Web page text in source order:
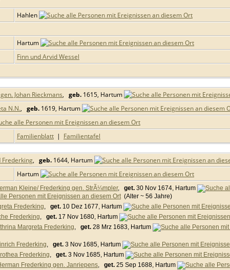
Hahlen
Hartum
Finn und Arvid Wessel
Johan Rieckmans, geb. 1615, Hartum
N.N., geb. 1619, Hartum
Familienblatt | Familientafel
Frederking, geb. 1644, Hartum
Hartum
Kleine/ Frederking gen. StrÃ¼mpler, get. 30 Nov 1674, Hartum
(Alter ~ 56 Jahre)
Frederking, get. 10 Dez 1677, Hartum
Frederking, get. 17 Nov 1680, Hartum
Margreta Frederking, get. 28 Mrz 1683, Hartum
Frederking, get. 3 Nov 1685, Hartum
Frederking, get. 3 Nov 1685, Hartum
Frederking gen. Janriepens, get. 25 Sep 1688, Hartum